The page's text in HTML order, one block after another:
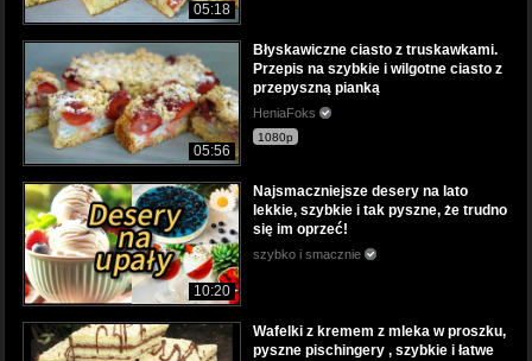
05:18
05:56
Błyskawiczne ciasto z truskawkami.
Przepis na szybkie i wilgotne ciasto z
przepyszną pianką
HeniaFoks
1080p
10:20
Najsmaczniejsze desery na lato
lekkie, szybkie i tak pyszne, że trudno
się im oprzeć!
szybko i smacznie
Wafelki z kremem z mleka w proszku,
pyszne pischingery , szybkie i łatwe